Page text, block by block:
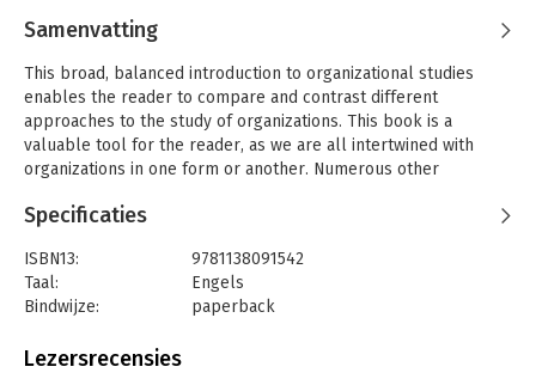
Samenvatting
This broad, balanced introduction to organizational studies
enables the reader to compare and contrast different
approaches to the study of organizations. This book is a
valuable tool for the reader, as we are all intertwined with
organizations in one form or another. Numerous other
including economics, political science, strategy and
importance of organizations; defining organizations;
organizations as rational, natural, and open systems;
environments, strategies, and structures of organizations; and
knowledge of organizational theory is necessary, including
Specificaties
ISBN13:
9781138091542
Taal:
Engels
Bindwijze:
paperback
Uitgever:
Lezersrecensies